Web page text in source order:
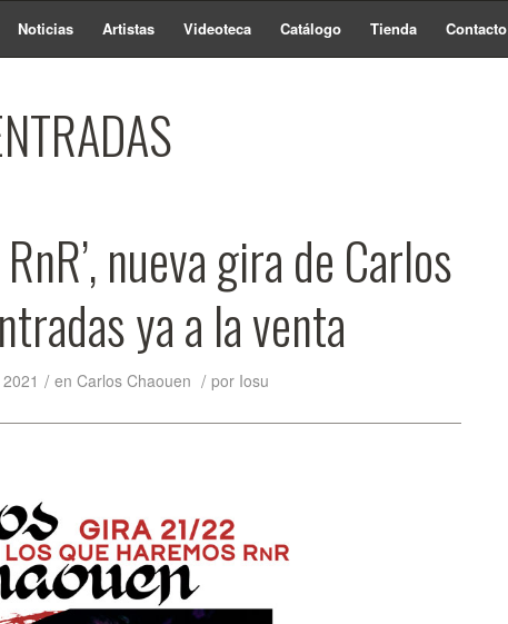
Noticias Artistas Videoteca Catálogo Tienda Contacto
nueva gira de Carlos
ya a la venta
/ en Carlos Chaouen / por Iosu